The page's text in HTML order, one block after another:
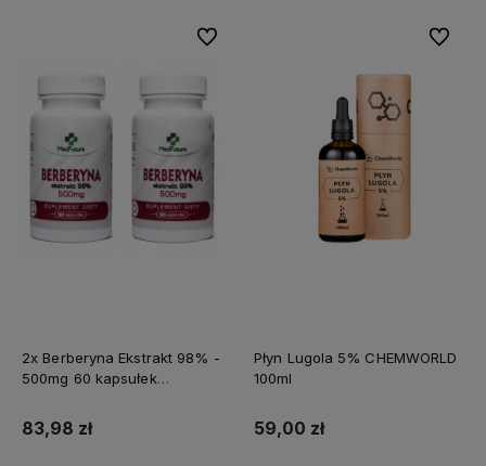
2x Berberyna Ekstrakt 98% -
500mg 60 kapsułek
83,98 zł
Do ulubionych
Płyn Lugola 5% CHEMWORLD
100ml
59,00 zł
Do